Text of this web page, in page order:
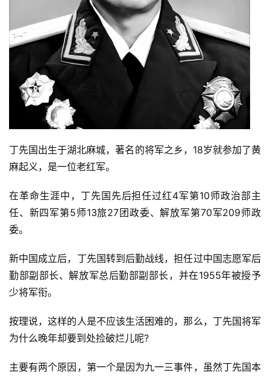
丁先国出生于湖北麻城，著名的将军之乡，18岁就参加了黄
麻起义，是一位老红军。
在革命生涯中，丁先国先后担任过红4军第10师政治部主
任、新四军第5师13旅27团政委、解放军第70军209师政
委。
新中国成立后，丁先国转到后勤战线，担任过中国志愿军后
勤部副部长、解放军总后勤部副部长，并在1955年被授予
少将军衔。
按理说，这样的人是不应该生活困难的，那么，丁先国将军
为什么晚年却要到处捡破烂儿呢?
主要有两个原因，第一个是因为九一三事件，虽然丁先国本